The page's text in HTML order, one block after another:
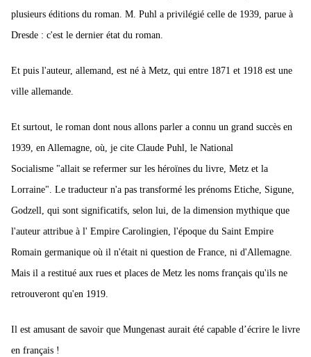
plusieurs éditions du roman. M. Puhl a privilégié celle de 1939, parue à
Dresde : c'est le dernier état du roman.
Et puis l'auteur, allemand, est né à Metz, qui entre 1871 et 1918 est une
ville allemande.
Et surtout, le roman dont nous allons parler a connu un grand succès en
1939, en Allemagne, où, je cite Claude Puhl, le National
Socialisme "allait se refermer sur les héroïnes du livre, Metz et la
Lorraine". Le traducteur n'a pas transformé les prénoms Etiche, Sigune,
Godzell, qui sont significatifs, selon lui, de la dimension mythique que
l'auteur attribue à l' Empire Carolingien, l'époque du Saint Empire
Romain germanique où il n'était ni question de France, ni d'Allemagne.
Mais il a restitué aux rues et places de Metz les noms français qu'ils ne
retrouveront qu'en 1919.
Il est amusant de savoir que Mungenast aurait été capable d’écrire le livre
en français !